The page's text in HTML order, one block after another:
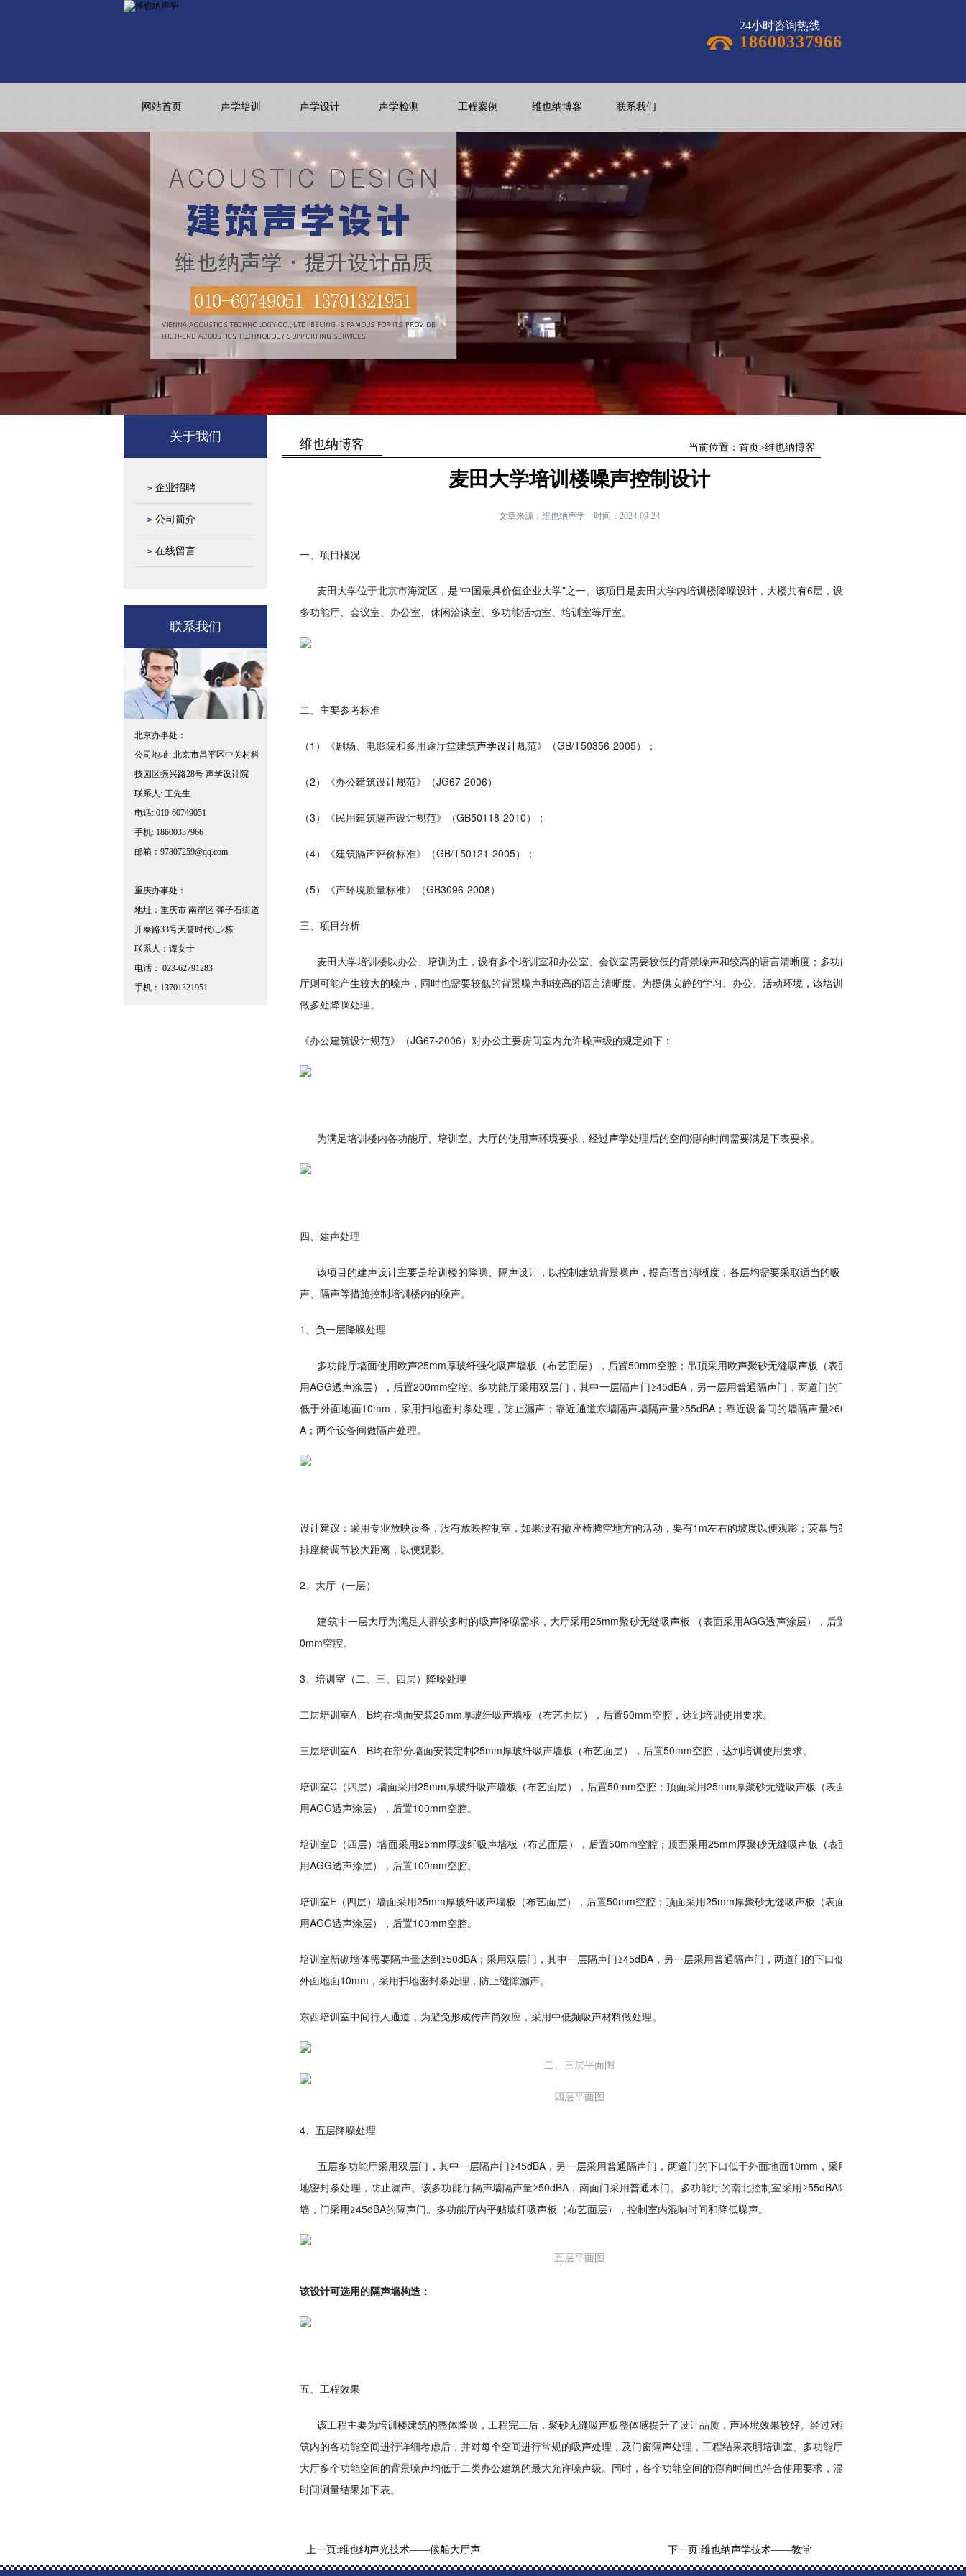
24小时咨询热线
18600337966
网站首页 声学培训 声学设计 声学检测 工程案例 维也纳博客 联系我们
关于我们
企业招聘
公司简介
在线留言
联系我们
北京办事处：
公司地址: 北京市昌平区中关村科
技园区振兴路28号 声学设计院
联系人: 王先生
电话: 010-60749051
手机: 18600337966
邮箱：97807259@qq.com
重庆办事处：
地址：重庆市 南岸区 弹子石街道
开泰路33号天誉时代汇2栋
联系人：谭女士
电话： 023-62791283
手机：13701321951
维也纳博客 当前位置： 首页>维也纳博客
麦田大学培训楼噪声控制设计
文章来源：维也纳声学 时间：2024-09-24
一、项目概况
麦田大学位于北京市海淀区，是“中国最具价值企业大学”之一。该项目是麦田大学内培训楼降噪设计，大楼共有6层，设有
多功能厅、会议室、办公室、休闲洽谈室、多功能活动室、培训室等厅室。
二、主要参考标准
（1）《剧场、电影院和多用途厅堂建筑声学设计规范》（GB/T50356-2005）；
（2）《办公建筑设计规范》（JG67-2006）
（3）《民用建筑隔声设计规范》（GB50118-2010）；
（4）《建筑隔声评价标准》（GB/T50121-2005）；
（5）《声环境质量标准》（GB3096-2008）
三、项目分析
麦田大学培训楼以办公、培训为主，设有多个培训室和办公室、会议室需要较低的背景噪声和较高的语言清晰度；多功能
厅则可能产生较大的噪声，同时也需要较低的背景噪声和较高的语言清晰度。为提供安静的学习、办公、活动环境，该培训楼
做多处降噪处理。
《办公建筑设计规范》（JG67-2006）对办公主要房间室内允许噪声级的规定如下：
为满足培训楼内各功能厅、培训室、大厅的使用声环境要求，经过声学处理后的空间混响时间需要满足下表要求。
四、建声处理
该项目的建声设计主要是培训楼的降噪、隔声设计，以控制建筑背景噪声，提高语言清晰度；各层均需要采取适当的吸
声、隔声等措施控制培训楼内的噪声。
1、负一层降噪处理
多功能厅墙面使用欧声25mm厚玻纤强化吸声墙板（布艺面层），后置50mm空腔；吊顶采用欧声聚砂无缝吸声板（表面采
用AGG透声涂层），后置200mm空腔。多功能厅采用双层门，其中一层隔声门≥45dBA，另一层用普通隔声门，两道门的下口
低于外面地面10mm，采用扫地密封条处理，防止漏声；靠近通道东墙隔声墙隔声量≥55dBA；靠近设备间的墙隔声量≥60dB
A；两个设备间做隔声处理。
设计建议：采用专业放映设备，没有放映控制室，如果没有撤座椅腾空地方的活动，要有1m左右的坡度以便观影；荧幕与第一
排座椅调节较大距离，以便观影。
2、大厅（一层）
建筑中一层大厅为满足人群较多时的吸声降噪需求，大厅采用25mm聚砂无缝吸声板 （表面采用AGG透声涂层），后置20
0mm空腔。
3、培训室（二、三、四层）降噪处理
二层培训室A、B均在墙面安装25mm厚玻纤吸声墙板（布艺面层），后置50mm空腔，达到培训使用要求。
三层培训室A、B均在部分墙面安装定制25mm厚玻纤吸声墙板（布艺面层），后置50mm空腔，达到培训使用要求。
培训室C（四层）墙面采用25mm厚玻纤吸声墙板（布艺面层），后置50mm空腔；顶面采用25mm厚聚砂无缝吸声板（表面采
用AGG透声涂层），后置100mm空腔。
培训室D（四层）墙面采用25mm厚玻纤吸声墙板（布艺面层），后置50mm空腔；顶面采用25mm厚聚砂无缝吸声板（表面采
用AGG透声涂层），后置100mm空腔。
培训室E（四层）墙面采用25mm厚玻纤吸声墙板（布艺面层），后置50mm空腔；顶面采用25mm厚聚砂无缝吸声板（表面采
用AGG透声涂层），后置100mm空腔。
培训室新砌墙体需要隔声量达到≥50dBA；采用双层门，其中一层隔声门≥45dBA，另一层采用普通隔声门，两道门的下口低于
外面地面10mm，采用扫地密封条处理，防止缝隙漏声。
东西培训室中间行人通道，为避免形成传声筒效应，采用中低频吸声材料做处理。
二、三层平面图
四层平面图
4、五层降噪处理
五层多功能厅采用双层门，其中一层隔声门≥45dBA，另一层采用普通隔声门，两道门的下口低于外面地面10mm，采用扫
地密封条处理，防止漏声。该多功能厅隔声墙隔声量≥50dBA，南面门采用普通木门。多功能厅的南北控制室采用≥55dBA隔声
墙，门采用≥45dBA的隔声门。多功能厅内平贴玻纤吸声板（布艺面层），控制室内混响时间和降低噪声。
五层平面图
该设计可选用的隔声墙构造：
五、工程效果
该工程主要为培训楼建筑的整体降噪，工程完工后，聚砂无缝吸声板整体感提升了设计品质，声环境效果较好。经过对建
筑内的各功能空间进行详细考虑后，并对每个空间进行常规的吸声处理，及门窗隔声处理，工程结果表明培训室、多功能厅、
大厅多个功能空间的背景噪声均低于二类办公建筑的最大允许噪声级。同时，各个功能空间的混响时间也符合使用要求，混响
时间测量结果如下表。
上一页:维也纳声光技术——候船大厅声
学设计
下一页:维也纳声学技术——教堂
的声学设计